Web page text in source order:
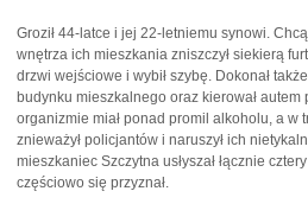
Groził 44-latce i jej 22-letniemu synowi.
wnętrza ich mieszkania zniszczył siekierą
drzwi wejściowe i wybił szybę. Dokonał
budynku mieszkalnego oraz kierował autem
organizmie miał ponad promil alkoholu, a w
znieważył policjantów i naruszył ich
mieszkaniec Szczytna usłyszał łącznie
częściowo się przyznał.